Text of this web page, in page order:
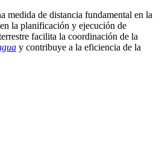
medida de distancia fundamental en la
la planificación y ejecución de
facilita la coordinación de la
y contribuye a la eficiencia de la